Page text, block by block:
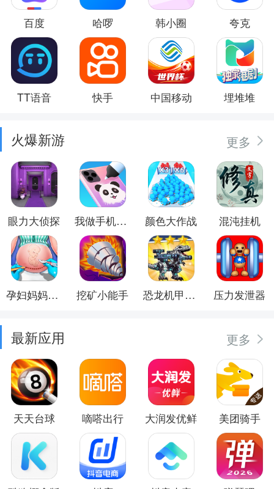
百度 哈啰 韩小圈 夸克
TT语音 快手 中国移动 埋堆堆
火爆新游 更多
眼力大侦探 我做手机壳特好看 颜色大作战 混沌挂机
孕妇妈妈日记 挖矿小能手 恐龙机甲射手 压力发泄器
最新应用 更多
天天台球 嘀嗒出行 大润发优鲜 美团骑手